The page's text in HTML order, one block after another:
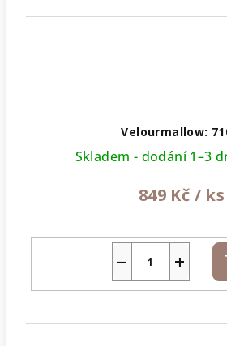
Velourmallow:
Skladem - dodání 1–3
849 Kč / ks
+
−